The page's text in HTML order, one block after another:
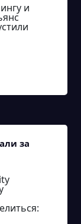
и
за